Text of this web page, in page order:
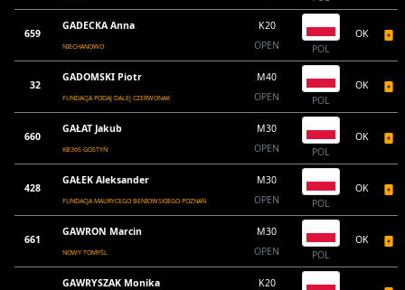
659
GADECKA Anna
NIECHANOWO
K20
OPEN
POL
OK
32
GADOMSKI Piotr
FUNDACJA PODAJ DALEJ CZERWONAK
M40
OPEN
POL
OK
660
GAŁAT Jakub
KB365 GOSTYŃ
M30
OPEN
POL
OK
428
GAŁEK Aleksander
FUNDACJA MAURYCEGO BENIOWSKIEGO POZNAŃ
M30
OPEN
POL
OK
661
GAWRON Marcin
NOWY TOMYŚL
M30
OPEN
POL
OK
GAWRYSZAK Monika
K20